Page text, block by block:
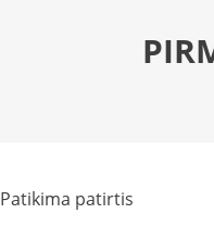
Patikima patirtis